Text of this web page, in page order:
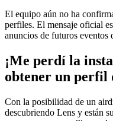
El equipo aún no ha
perfiles. El mensaje oficial
anuncios de futuros eventos
¡Me perdí la
obtener un perfil
Con la posibilidad de un
descubriendo Lens y están